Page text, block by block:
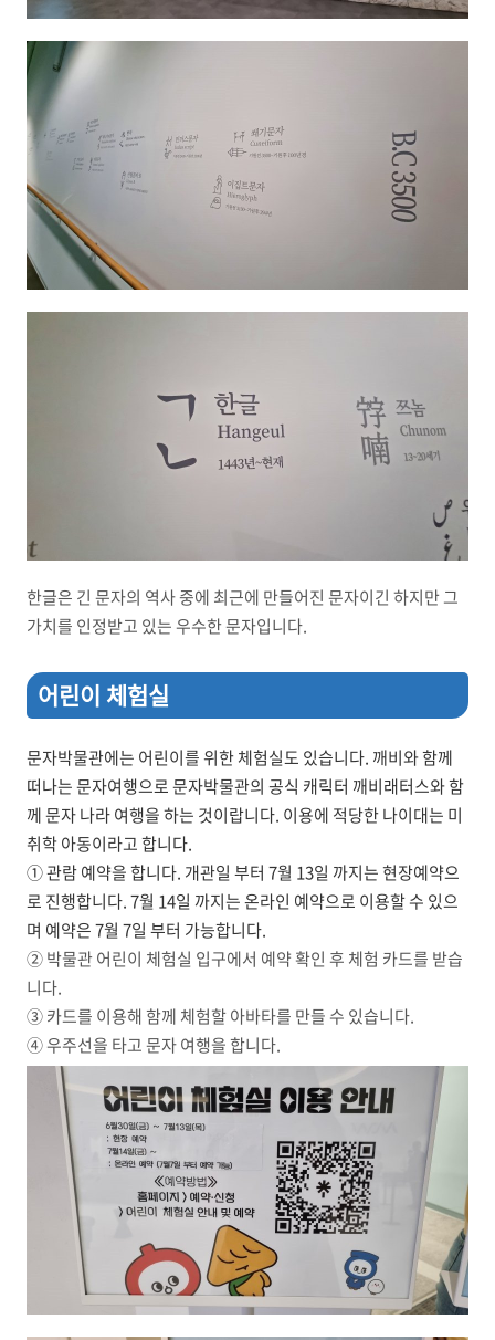
한글은 긴 문자의 역사 중에 최근에 만들어진 문자이긴 하지만 그
가치를 인정받고 있는 우수한 문자입니다.
어린이 체험실
문자박물관에는 어린이를 위한 체험실도 있습니다. 깨비와 함께
떠나는 문자여행으로 문자박물관의 공식 캐릭터 깨비래터스와 함
께 문자 나라 여행을 하는 것이랍니다. 이용에 적당한 나이대는 미
취학 아동이라고 합니다.
① 관람 예약을 합니다. 개관일 부터 7월 13일 까지는 현장예약으
로 진행합니다. 7월 14일 까지는 온라인 예약으로 이용할 수 있으
며 예약은 7월 7일 부터 가능합니다.
② 박물관 어린이 체험실 입구에서 예약 확인 후 체험 카드를 받습
니다.
③ 카드를 이용해 함께 체험할 아바타를 만들 수 있습니다.
④ 우주선을 타고 문자 여행을 합니다.